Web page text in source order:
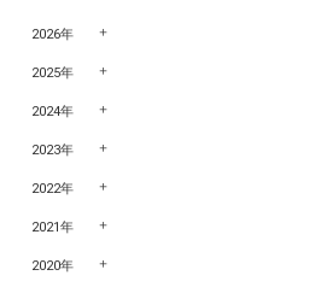
2026年
2025年
2024年
2023年
2022年
2021年
2020年